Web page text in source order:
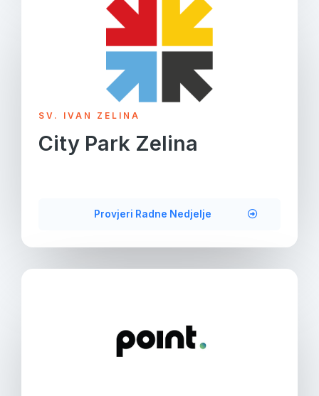
SV. IVAN ZELINA
City Park Zelina
Provjeri Radne Nedjelje